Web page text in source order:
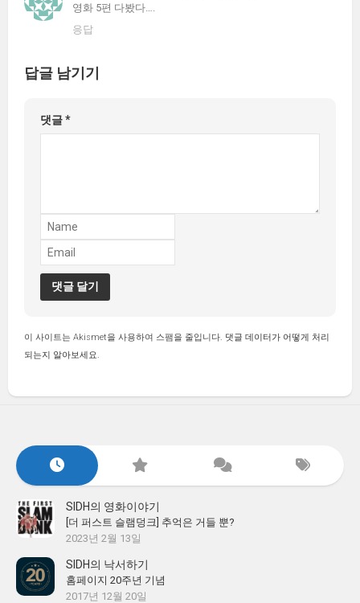
영화 5편 다봤다….
응답
답글 남기기
댓글*
이 사이트는 Akismet을 사용하여 스팸을 줄입니다. 댓글 데이터가 어떻게 처리
되는지 알아보세요.
SIDH의 영화이야기
[더 퍼스트 슬램덩크] 추억은 거들 뿐?
2023년 2월 13일
SIDH의 낙서하기
홈페이지 20주년 기념
2017년 12월 20일